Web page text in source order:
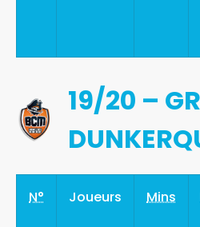
19/20 –
N° Joueurs Mins